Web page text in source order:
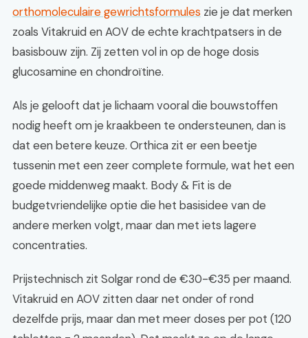
orthomoleculaire gewrichtsformules zie je dat merken
zoals Vitakruid en AOV de echte krachtpatsers in de
basisbouw zijn. Zij zetten vol in op de hoge dosis
glucosamine en chondroïtine.
Als je gelooft dat je lichaam vooral die bouwstoffen
nodig heeft om je kraakbeen te ondersteunen, dan is
dat een betere keuze. Orthica zit er een beetje
tussenin met een zeer complete formule, wat het een
goede middenweg maakt. Body & Fit is de
budgetvriendelijke optie die het basisidee van de
andere merken volgt, maar dan met iets lagere
concentraties.
Prijstechnisch zit Solgar rond de €30-€35 per maand.
Vitakruid en AOV zitten daar net onder of rond
dezelfde prijs, maar dan met meer doses per pot (120